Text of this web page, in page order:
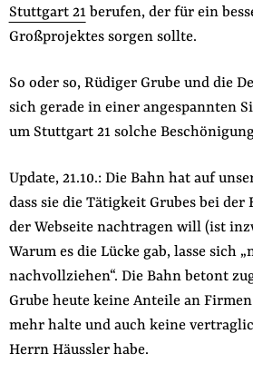
Stuttgart 21berufen, der für ein
Großprojektes sorgen sollte.
So oder so, Rüdiger Grube und die
sich gerade in einer angespannten
um Stuttgart 21 solche
Update, 21.10.: Die Bahn hat auf
dass sie die Tätigkeit Grubes bei der
der Webseite nachtragen will (ist
Warum es die Lücke gab, lasse sich
nachvollziehen“. Die Bahn betont
Grube heute keine Anteile an
mehr halte und auch keine
Herrn Häussler habe.